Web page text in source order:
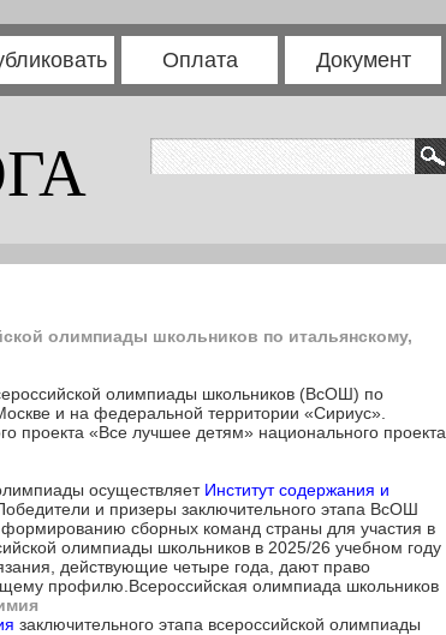
Оплата Документ
олимпиады школьников по итальянскому,
олимпиады школьников (ВсОШ) по
и на федеральной территории «Сириус».
проекта «Все лучшее детям» национального проекта
осуществляет Институт содержания и
и призеры заключительного этапа ВсОШ
формированию сборных команд страны для участия в
олимпиады школьников в 2025/26 учебном году
действующие четыре года, дают право
профилю.Всероссийская олимпиада школьников
заключительного этапа всероссийской олимпиады